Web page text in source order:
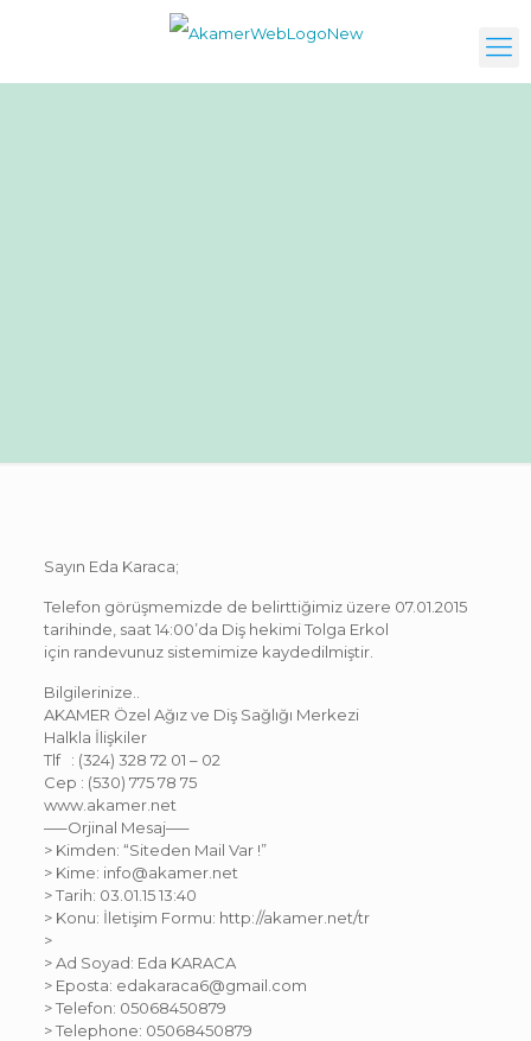
Sayın Eda Karaca;
Telefon görüşmemizde de belirttiğimiz üzere 07.01.2015
tarihinde, saat 14:00’da Diş hekimi Tolga Erkol
için randevunuz sistemimize kaydedilmiştir.
Bilgilerinize..
AKAMER Özel Ağız ve Diş Sağlığı Merkezi
Halkla İlişkiler
Tlf : (324) 328 72 01 – 02
Cep : (530) 775 78 75
www.akamer.net
—–Orjinal Mesaj—–
> Kimden: “Siteden Mail Var !”
> Kime: info@akamer.net
> Tarih: 03.01.15 13:40
> Konu: İletişim Formu: http://akamer.net/tr
>
> Ad Soyad: Eda KARACA
> Eposta: edakaraca6@gmail.com
> Telefon: 05068450879
> Telephone: 05068450879